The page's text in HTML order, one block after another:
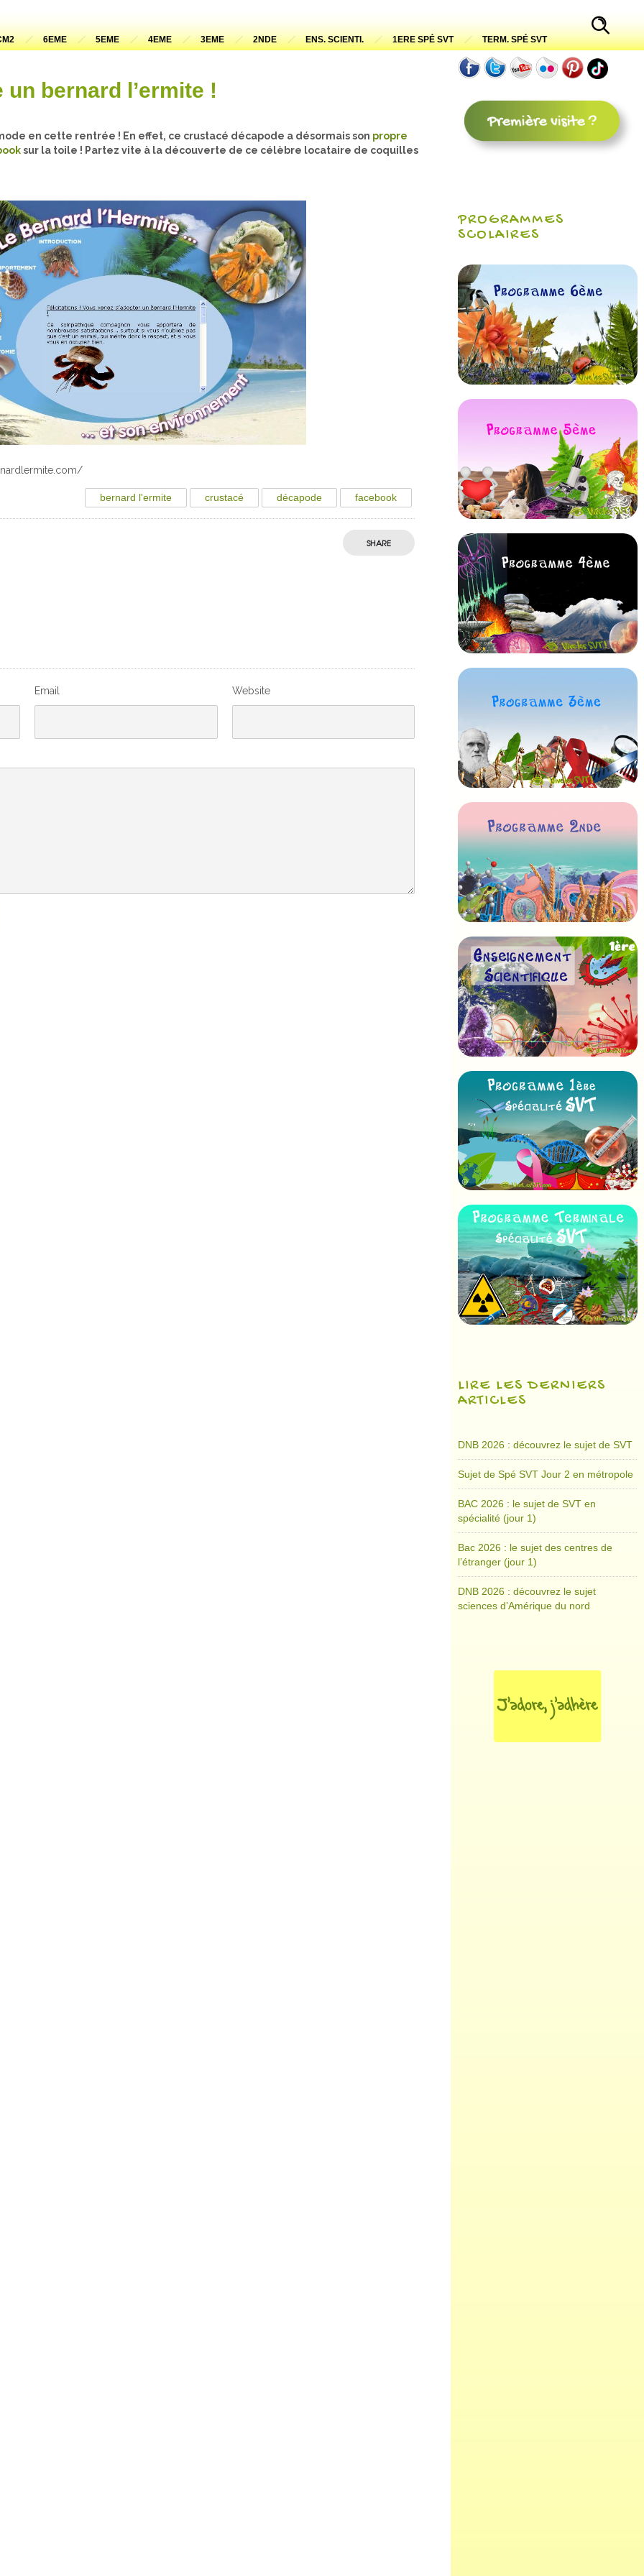
6EME 5EME 4EME 3EME 2NDE ENS. SCIENTI. 1ERE SPÉ SVT
TERM. SPÉ SVT
bernard l’ermite !
en cette rentrée ! En effet, ce crustacé décapode a désormais son propre
sur la toile ! Partez vite à la découverte de ce célèbre locataire de coquilles
bernard l'ermite crustacé décapode facebook
SHARE
Email Website
PROGRAMMES
SCOLAIRES
LIRE LES DERNIERS
ARTICLES
DNB 2026 : découvrez le sujet de SVT
Sujet de Spé SVT Jour 2 en métropole
BAC 2026 : le sujet de SVT en
spécialité (jour 1)
Bac 2026 : le sujet des centres de
l’étranger (jour 1)
DNB 2026 : découvrez le sujet
sciences d’Amérique du nord